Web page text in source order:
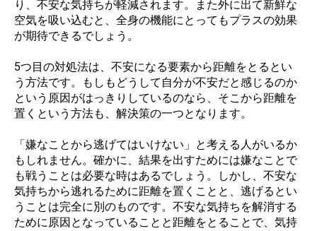
り、不安な気持ちが軽減されます。また外に出て新鮮な
空気を吸い込むと、全身の機能にとってもプラスの効果
が期待できるでしょう。
5つ目の対処法は、不安になる要素から距離をとるとい
う方法です。もしもどうして自分が不安だと感じるのか
という原因がはっきりしているのなら、そこから距離を
置くという方法も、解決策の一つとなります。
「嫌なことから逃げてはいけない」と考える人がいるか
もしれません。確かに、結果を出すためには嫌なことで
も戦うことは必要な時はあるでしょう。しかし、不安な
気持ちから逃れるために距離を置くことと、逃げるとい
うことは完全に別のものです。不安な気持ちを解消する
ために原因となっていることと距離をとることで、気持